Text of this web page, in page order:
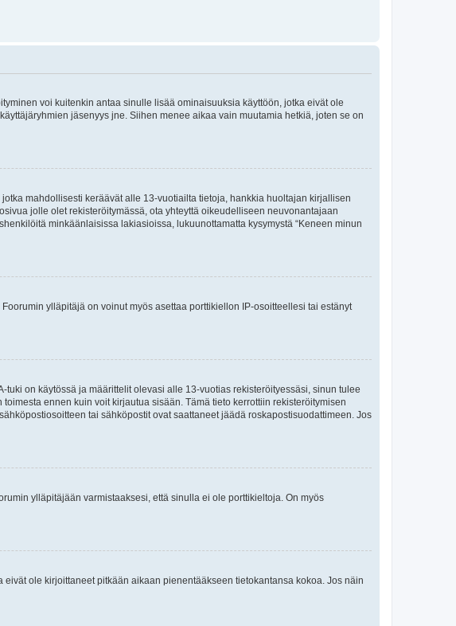
voi kuitenkin antaa sinulle lisää ominaisuuksia käyttöön, jotka eivät ole
jäsenyys jne. Siihen menee aikaa vain muutamia hetkiä, joten se on
mahdollisesti keräävät alle 13-vuotiailta tietoja, hankkia huoltajan kirjallisen
jolle olet rekisteröitymässä, ota yhteyttä oikeudelliseen neuvonantajaan
minkäänlaisissa lakiasioissa, lukuunottamatta kysymystä “Keneen minun
ylläpitäjä on voinut myös asettaa porttikiellon IP-osoitteellesi tai estänyt
on käytössä ja määrittelit olevasi alle 13-vuotias rekisteröityessäsi, sinun tulee
ennen kuin voit kirjautua sisään. Tämä tieto kerrottiin rekisteröitymisen
tai sähköpostit ovat saattaneet jäädä roskapostisuodattimeen. Jos
ylläpitäjään varmistaaksesi, että sinulla ei ole porttikieltoja. On myös
ole kirjoittaneet pitkään aikaan pienentääkseen tietokantansa kokoa. Jos näin